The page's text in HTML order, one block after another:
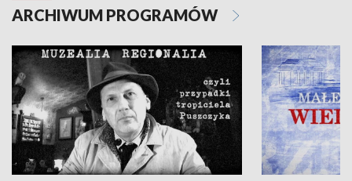
ARCHIWUM PROGRAMÓW